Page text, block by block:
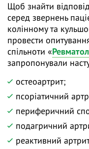
Щоб знайти
серед звернень
колінному та
провести
спільноти «
запропонували
остеоартрит;
псоріатичний
периферичний
подагричний
реактивний